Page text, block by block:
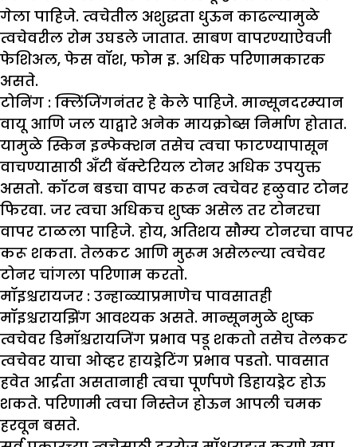
गेला पाहिजे. त्वचेतील अशुद्धता धुऊन काढल्यामुळे
त्वचेवरील रोम उघडले जातात. साबण वापरण्याऐवजी
फेशिअल, फेस वॉश, फोम इ. अधिक परिणामकारक
असते.
टोनिंग : क्लिंजिंगनंतर हे केले पाहिजे. मान्सूनदरम्यान
वायू आणि जल याद्वारे अनेक मायक्रोब्स निर्माण होतात.
यामुळे स्किन इन्फेक्शन तसेच त्वचा फाटण्यापासून
वाचण्यासाठी अँटी बॅक्टेरियल टोनर अधिक उपयुक्त
असतो. कॉटन बडचा वापर करून त्वचेवर हळुवार टोनर
फिरवा. जर त्वचा अधिकच शुष्क असेल तर टोनरचा
वापर टाळला पाहिजे. होय, अतिशय सौम्य टोनरचा वापर
करू शकता. तेलकट आणि मुरूम असेलल्या त्वचेवर
टोनर चांगला परिणाम करतो.
मॉइश्चरायजर : उन्हाळ्याप्रमाणेच पावसातही
मॉइश्चरायझिंग आवश्यक असते. मान्सूनमुळे शुष्क
त्वचेवर डिमॉश्चरायजिंग प्रभाव पडू शकतो तसेच तेलकट
त्वचेवर याचा ओव्हर हायड्रेटिंग प्रभाव पडतो. पावसात
हवेत आर्द्रता असतानाही त्वचा पूर्णपणे डिहायड्रेट होऊ
शकते. परिणामी त्वचा निस्तेज होऊन आपली चमक
हरवून बसते.